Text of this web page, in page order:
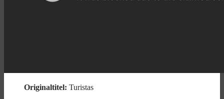
Originaltitel: Turistas